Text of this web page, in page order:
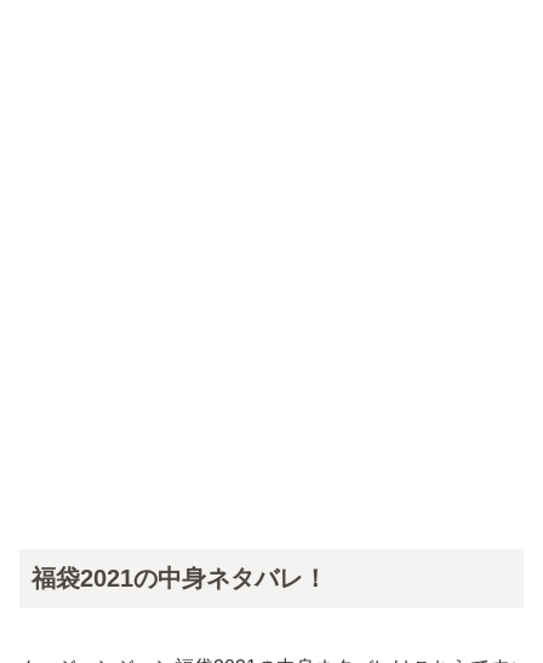
福袋2021の中身ネタバレ！